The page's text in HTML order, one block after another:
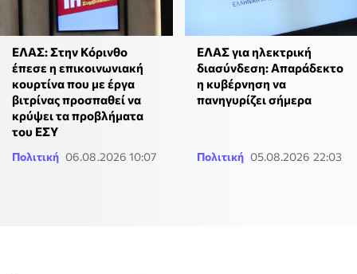
ΕΛΑΣ: Στην Κόρινθο
έπεσε η επικοινωνιακή
κουρτίνα που με έργα
βιτρίνας προσπαθεί να
κρύψει τα προβλήματα
του ΕΣΥ
Πολιτική 06.08.2026 10:07
ΕΛΑΣ για ηλεκτρική
διασύνδεση: Απαράδεκτο
η κυβέρνηση να
πανηγυρίζει σήμερα
Πολιτική 05.08.2026 22:03